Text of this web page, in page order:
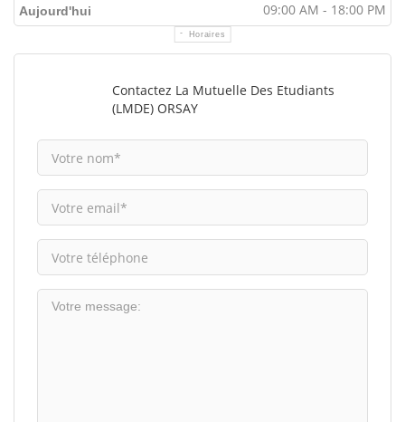
Aujourd'hui 09:00 AM - 18:00 PM
Horaires
Contactez La Mutuelle Des Etudiants
(LMDE) ORSAY